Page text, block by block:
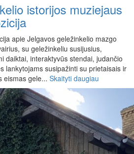
istorijos muziejaus
apie Jelgavos geležinkelio mazgo
su geležinkeliu susijusius,
daiktai, interaktyvūs stendai, judančio
lankytojams susipažinti su prietaisais ir
eismas gele... Skaityti daugiau